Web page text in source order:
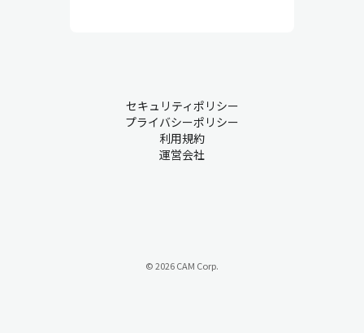
セキュリティポリシー
プライバシーポリシー
利用規約
運営会社
© 2026 CAM Corp.